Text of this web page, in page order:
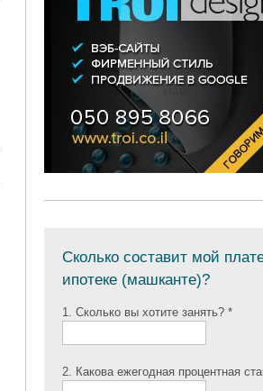
Сколько составит мой
ипотеке (машканте)?
1. Сколько вы хотите занять? *
2. Какова ежегодная процентная